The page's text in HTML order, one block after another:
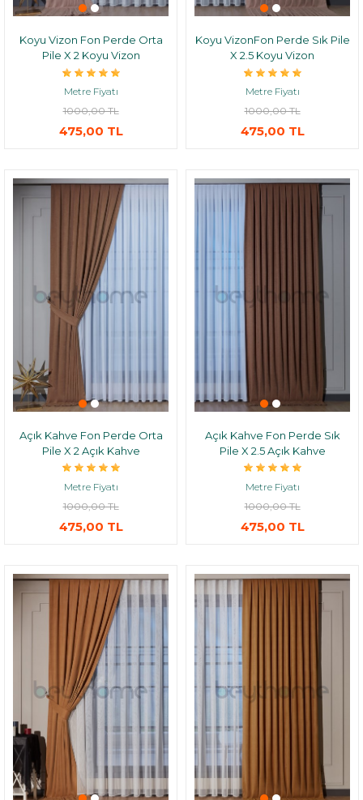
Koyu Vizon Fon Perde Orta
Pile X 2 Koyu Vizon
Metre Fiyatı
1000,00 TL
475,00 TL
Koyu VizonFon Perde Sık Pile
X 2.5 Koyu Vizon
Metre Fiyatı
1000,00 TL
475,00 TL
Açık Kahve Fon Perde Orta
Pile X 2 Açık Kahve
Metre Fiyatı
1000,00 TL
475,00 TL
Açık Kahve Fon Perde Sık
Pile X 2.5 Açık Kahve
Metre Fiyatı
1000,00 TL
475,00 TL